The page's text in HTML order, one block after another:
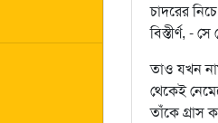
চাদরের
বিস্তীর্ণ, -
তাও যখন
থেকেই
তাঁকে গ্রাস